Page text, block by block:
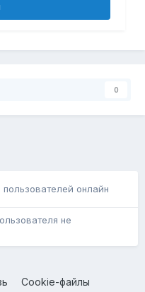
0
пользователей онлайн
не
Cookie-файлы